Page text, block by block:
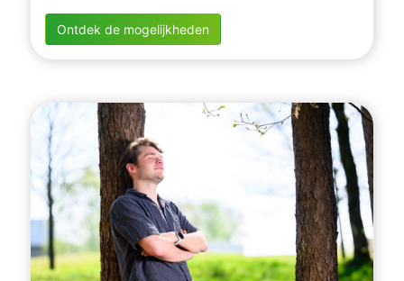
Ontdek de mogelijkheden